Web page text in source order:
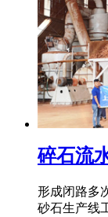
碎石流
形成闭路多
砂石生产线